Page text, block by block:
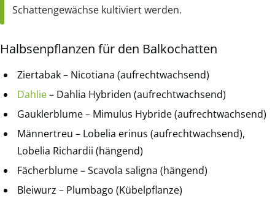
Schattengewächse kultiviert werden.
Halbsenpflanzen für den Balkochatten
Ziertabak – Nicotiana (aufrechtwachsend)
Dahlie– Dahlia Hybriden (aufrechtwachsend)
Gauklerblume – Mimulus Hybride (aufrechtwachsend)
Männertreu – Lobelia erinus (aufrechtwachsend),
Lobelia Richardii (hängend)
Fächerblume – Scavola saligna (hängend)
Bleiwurz – Plumbago (Kübelpflanze)